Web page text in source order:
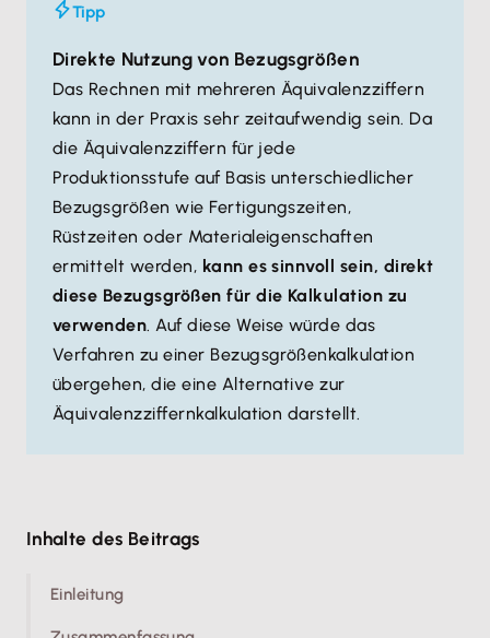
Tipp
Direkte Nutzung von Bezugsgrößen
Das Rechnen mit mehreren Äquivalenzziffern
kann in der Praxis sehr zeitaufwendig sein. Da
die Äquivalenzziffern für jede
Produktionsstufe auf Basis unterschiedlicher
Bezugsgrößen wie Fertigungszeiten,
Rüstzeiten oder Materialeigenschaften
ermittelt werden, kann es sinnvoll sein, direkt
diese Bezugsgrößen für die Kalkulation zu
verwenden. Auf diese Weise würde das
Verfahren zu einer Bezugsgrößenkalkulation
übergehen, die eine Alternative zur
Äquivalenzziffernkalkulation darstellt.
Inhalte des Beitrags
Einleitung